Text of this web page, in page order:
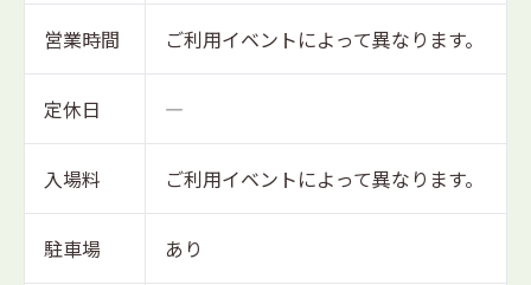
営業時間 ご利用イベントによって異なります。
定休日 ―
入場料 ご利用イベントによって異なります。
駐車場 あり